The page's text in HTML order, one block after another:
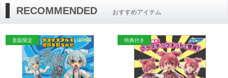
RECOMMENDED おすすめアイテム